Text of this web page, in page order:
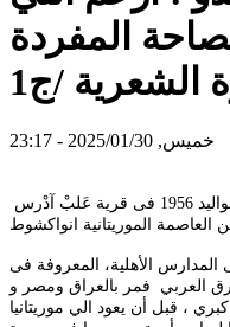
المفردة
الشعرية /ج1
خميس, 2025/01/30 - 23:17
الشاعر محمد الحافظ ولد أحمدو من مواليد 1956 فى قرية عَلبْ آدْرس
الأهلية، المعروفة فى
العربي فمر بالعراق ومصر و
، قبل أن يعود الي موريتانيا